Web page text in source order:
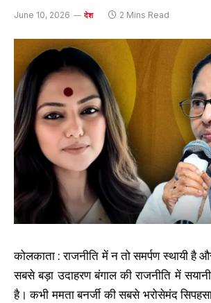
June 10, 2026 देश 2 Mins Read
कोलकाता : राजनीति में न तो समर्पण स्थायी है
सबसे बड़ा उदाहरण बंगाल की राजनीति में
है। कभी ममता बनर्जी की सबसे भरोसेमंद